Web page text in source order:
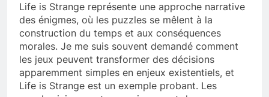
Life is Strange représente une approche narrative
des énigmes, où les puzzles se mêlent à la
construction du temps et aux conséquences
morales. Je me suis souvent demandé comment
les jeux peuvent transformer des décisions
apparemment simples en enjeux existentiels, et
Life is Strange est un exemple probant. Les